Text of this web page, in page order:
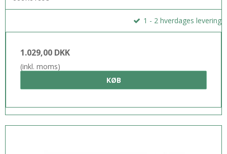
1 - 2 hverdages levering
1.029,00 DKK
(inkl. moms)
KØB